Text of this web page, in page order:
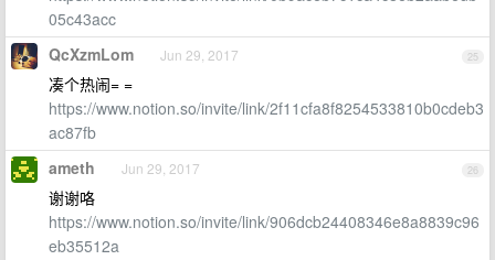
05c43acc
25
QcXzmLom Jun 29, 2017
凑个热闹= =
https://www.notion.so/invite/link/2f11cfa8f8254533810b0cdeb3
ac87fb
26
ameth Jun 29, 2017
谢谢咯
https://www.notion.so/invite/link/906dcb24408346e8a8839c96
eb35512a